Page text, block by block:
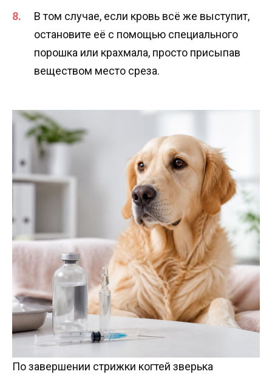
В том случае, если кровь всё же выступит,
остановите её с помощью специального
порошка или крахмала, просто присыпав
веществом место среза.
По завершении стрижки когтей зверька